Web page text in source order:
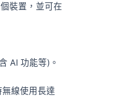
裝置，並可在
AI 功能等)。
線使用長達